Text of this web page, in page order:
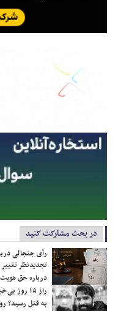
در بحث مشارکت کنید
رأی جنجالی
تجدیدنظر
درباره حق هویت
راز ۱۵
به قتل رسید؟